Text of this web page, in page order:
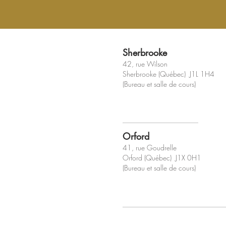
Sherbrooke
42, rue Wilson
Sherbrooke (Québec) J1L 1H4
(Bureau et salle de cours)
Orford
41, rue Goudrelle
Orford (Québec) J1X 0H1
(Bureau et salle de cours)